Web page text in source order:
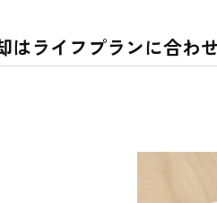
はライフプランに合わ